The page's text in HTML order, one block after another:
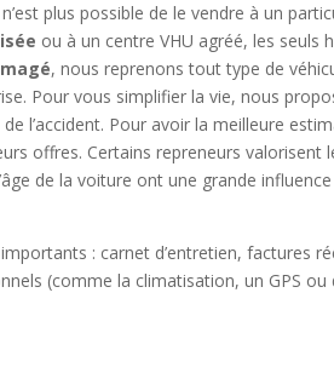
plus possible de le vendre à un
ou à un centre VHU agréé, les seuls
, nous reprenons tout type de
Pour vous simplifier la vie, nous
l’accident. Pour avoir la meilleure
offres. Certains repreneurs valorisent
de la voiture ont une grande
: carnet d’entretien, factures
(comme la climatisation, un GPS ou